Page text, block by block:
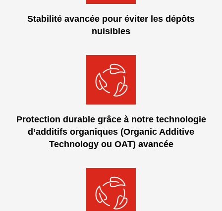
Stabilité avancée pour éviter les dépôts
nuisibles
Protection durable grâce à notre technologie
d’additifs organiques (Organic Additive
Technology ou OAT) avancée